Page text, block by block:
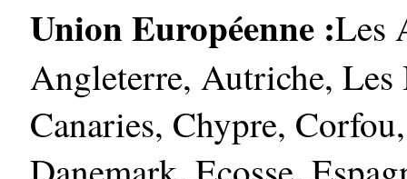
Union Européenne :Les
Angleterre, Autriche, Les
Canaries, Chypre,